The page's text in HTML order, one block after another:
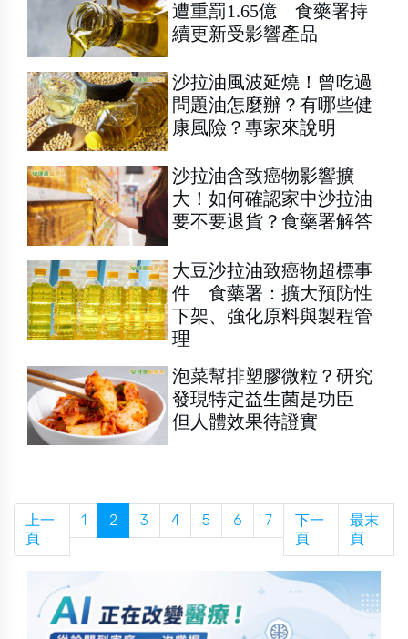
遭重罰1.65億 食藥署持
續更新受影響產品
沙拉油風波延燒！曾吃過
問題油怎麼辦？有哪些健
康風險？專家來說明
沙拉油含致癌物影響擴
大！如何確認家中沙拉油
要不要退貨？食藥署解答
大豆沙拉油致癌物超標事
件 食藥署：擴大預防性
下架、強化原料與製程管
理
泡菜幫排塑膠微粒？研究
發現特定益生菌是功臣
但人體效果待證實
上一
頁
1 2 3 4 5 6 7
下一
頁
最末
頁